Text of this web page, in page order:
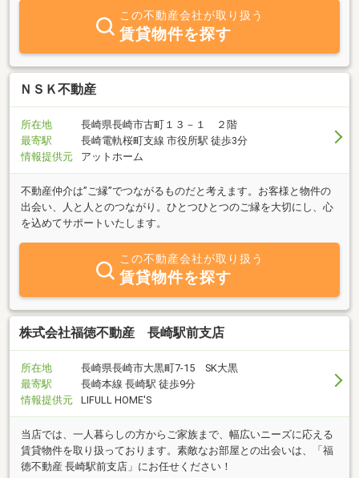
ションに住み替えたい」・・・まずは皆様の理想の暮らしをお聞か
せ下さい！私たちアール不動産が親身になって皆様の住まい探しを
お手伝いさせていただきます。
この不動産会社が取り扱う
賃貸物件を探す
ＮＳＫ不動産
所在地
長崎県長崎市古町１３－１ ２階
最寄駅
長崎電軌桜町支線 市役所駅 徒歩3分
情報提供元
アットホーム
不動産仲介は”ご縁”でつながるものだと考えます。お客様と物件の
出会い、人と人とのつながり。ひとつひとつのご縁を大切にし、心
を込めてサポートいたします。
この不動産会社が取り扱う
賃貸物件を探す
株式会社福徳不動産 長崎駅前支店
所在地
長崎県長崎市大黒町7-15 SK大黒
最寄駅
長崎本線 長崎駅 徒歩9分
情報提供元
LIFULL HOME'S
当店では、一人暮らしの方からご家族まで、幅広いニーズに応える
賃貸物件を取り扱っております。素敵なお部屋との出会いは、「福
徳不動産 長崎駅前支店」にお任せください！